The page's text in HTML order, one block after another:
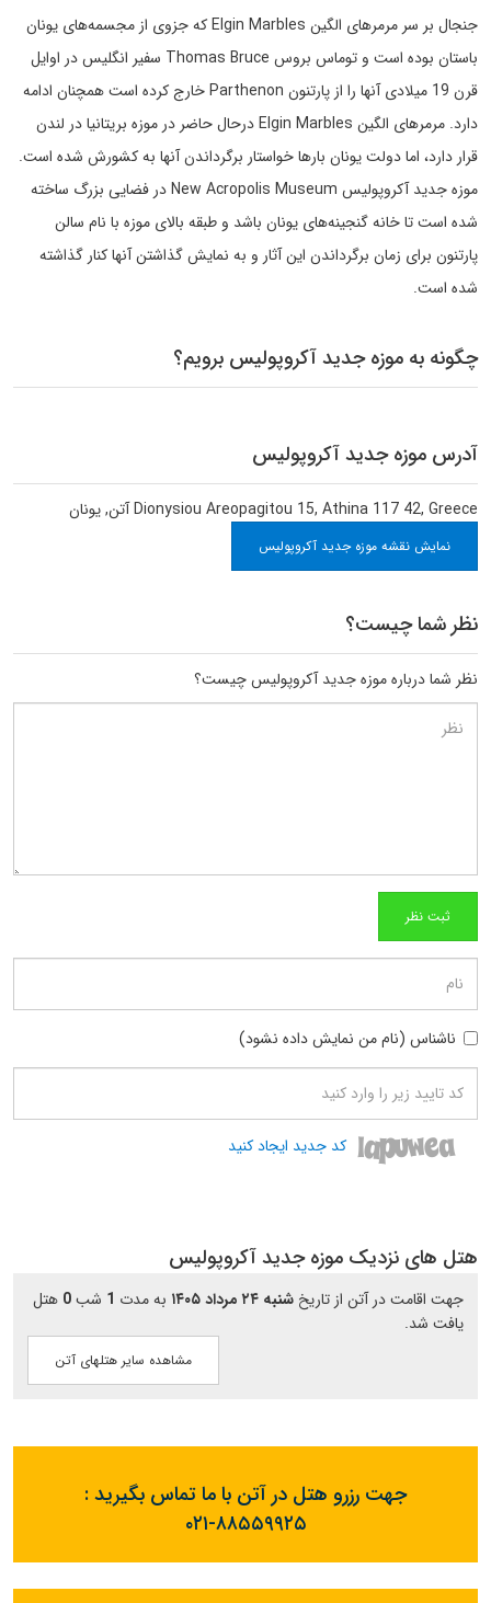
جنجال بر سر مرمرهای الگین Elgin Marbles که جزوی از مجسمه‌های یونان
باستان بوده است و توماس بروس Thomas Bruce سفیر انگلیس در اوایل
قرن 19 میلادی آنها را از پارتنون Parthenon خارج کرده است همچنان ادامه
دارد. مرمرهای الگین Elgin Marbles درحال حاضر در موزه بریتانیا در لندن
قرار دارد، اما دولت یونان بارها خواستار برگرداندن آنها به کشورش شده است.
موزه جدید آکروپولیس New Acropolis Museum در فضایی بزرگ ساخته
شده است تا خانه گنجینه‌های یونان باشد و طبقه بالای موزه با نام سالن
پارتنون برای زمان برگرداندن این آثار و به نمایش گذاشتن آنها کنار گذاشته
شده است.
چگونه به موزه جدید آکروپولیس برویم؟
آدرس موزه جدید آکروپولیس
Dionysiou Areopagitou 15, Athina 117 42, Greeceآتن,یونان
نمایش نقشه موزه جدید آکروپولیس
نظر شما چیست؟
نظر شما درباره موزه جدید آکروپولیس چیست؟
ناشناس (نام من نمایش داده نشود)
کد جدید ایجاد کنید
هتل های نزدیک موزه جدید آکروپولیس
جهت اقامت در آتن از تاریخ شنبه ۲۴ مرداد ۱۴۰۵ به مدت 1 شب0 هتل
یافت شد.
مشاهده سایر هتلهای آتن
جهت رزرو هتل در آتن با ما تماس بگیرید :
۰۲۱-۸۸۵۵۹۹۲۵